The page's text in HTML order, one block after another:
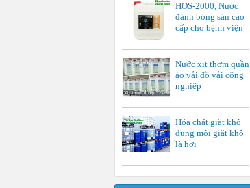
HOS-2000, Nước
đánh bóng sàn cao
cấp cho bệnh viện
Nước xịt thơm quần
áo vải đồ vải công
nghiệp
Hóa chất giặt khô
dung môi giặt khô
là hơi